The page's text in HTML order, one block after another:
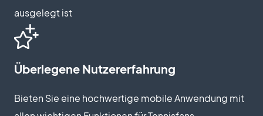
ausgelegt ist
Überlegene Nutzererfahrung
Bieten Sie eine hochwertige mobile Anwendung mit